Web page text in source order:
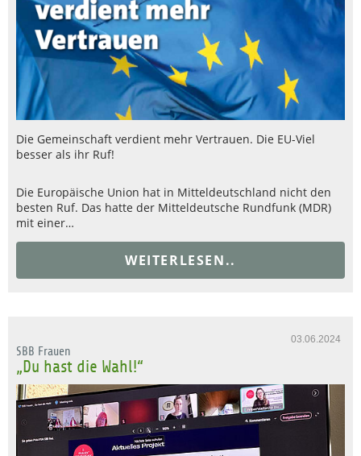
Die Gemeinschaft verdient mehr Vertrauen. Die EU-Viel
besser als ihr Ruf!
Die Europäische Union hat in Mitteldeutschland nicht den
besten Ruf. Das hatte der Mitteldeutsche Rundfunk (MDR)
mit einer…
WEITERLESEN..
03.06.2024
SBB Frauen
„Du hast die Wahl!“